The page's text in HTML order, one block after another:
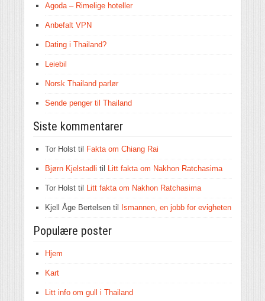
Agoda – Rimelige hoteller
Anbefalt VPN
Dating i Thailand?
Leiebil
Norsk Thailand parlør
Sende penger til Thailand
Siste kommentarer
Tor Holst til Fakta om Chiang Rai
Bjørn Kjelstadli til Litt fakta om Nakhon Ratchasima
Tor Holst til Litt fakta om Nakhon Ratchasima
Kjell Åge Bertelsen til Ismannen, en jobb for evigheten
Populære poster
Hjem
Kart
Litt info om gull i Thailand